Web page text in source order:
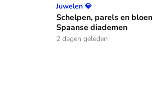
Schelpen, parels en bloemen: dit zijn de
Juwelen 💎
Schelpen, parels en
Spaanse diademen
2 dagen geleden